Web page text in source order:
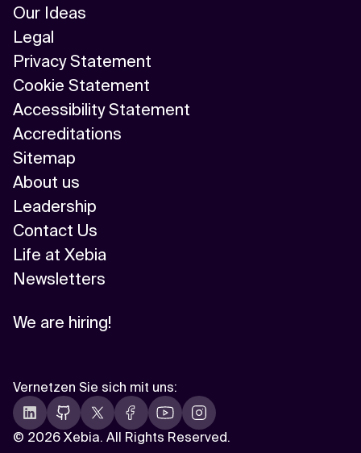
Our Ideas
Legal
Privacy Statement
Cookie Statement
Accessibility Statement
Accreditations
Sitemap
About us
Leadership
Contact Us
Life at Xebia
Newsletters
We are hiring!
© 2026 Xebia. All Rights Reserved.
Vernetzen Sie sich mit uns: